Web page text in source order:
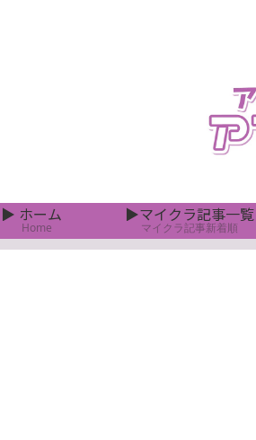
▶ ホーム
Home
▶マイクラ記事一覧
マイクラ記事新着順